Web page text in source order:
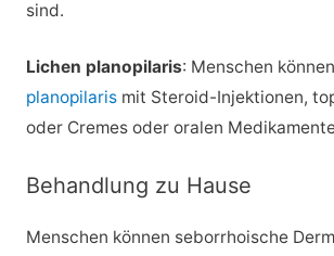
sind.
Lichen planopilaris: Menschen können
planopilarismit Steroid-Injektionen,
oder Cremes oder oralen
Behandlung zu Hause
Menschen können seborrhoische